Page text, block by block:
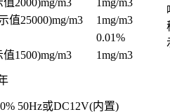
值25000)mg/m3
1mg/m3
0.01%
1500)mg/m3
1mg/m3
50Hz或DC12V(内置)